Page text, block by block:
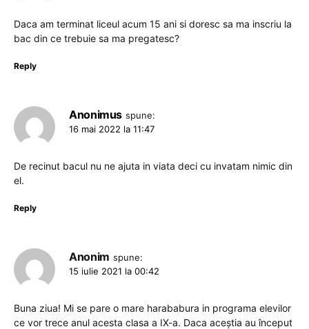
Daca am terminat liceul acum 15 ani si doresc sa ma inscriu la
bac din ce trebuie sa ma pregatesc?
Reply
Anonimus spune:
16 mai 2022 la 11:47
De recinut bacul nu ne ajuta in viata deci cu invatam nimic din
el.
Reply
Anonim spune:
15 iulie 2021 la 00:42
Buna ziua! Mi se pare o mare harababura in programa elevilor
ce vor trece anul acesta clasa a IX-a. Daca aceștia au început